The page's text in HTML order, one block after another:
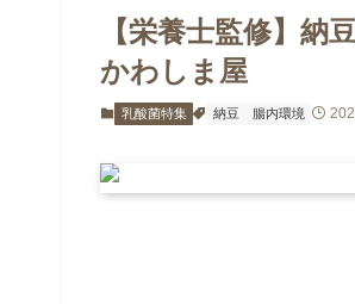
【栄養士監修】納
かわしま屋
乳酸菌特集 納豆 腸内環境